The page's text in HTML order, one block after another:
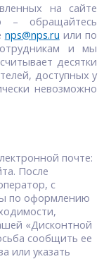
на сайте
– обращайтесь
nps@nps.ru или по
и мы
десятки
доступных у
невозможно
почте:
После
с
по оформлению
«Дисконтной
сообщить ее
или указать